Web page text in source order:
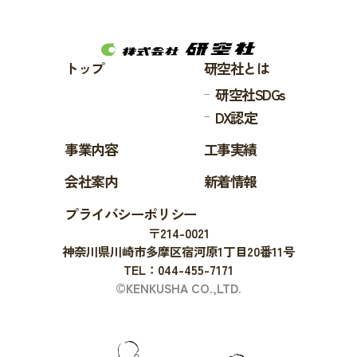
トップ
研空社とは
研空社SDGs
DX認定
事業内容
工事実績
会社案内
新着情報
プライバシーポリシー
〒214-0021
神奈川県川崎市多摩区宿河原1丁目20番11号
TEL：044-455-7171
©KENKUSHA CO.,LTD.